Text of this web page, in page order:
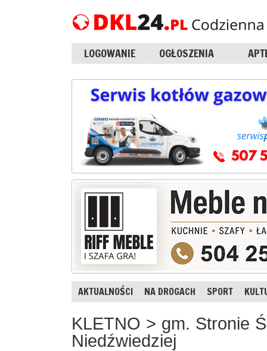
LOGOWANIE OGŁOSZENIA
AKTUALNOŚCI NA DROGACH SPORT
KLETNO > gm. Stronie
Niedźwiedziej